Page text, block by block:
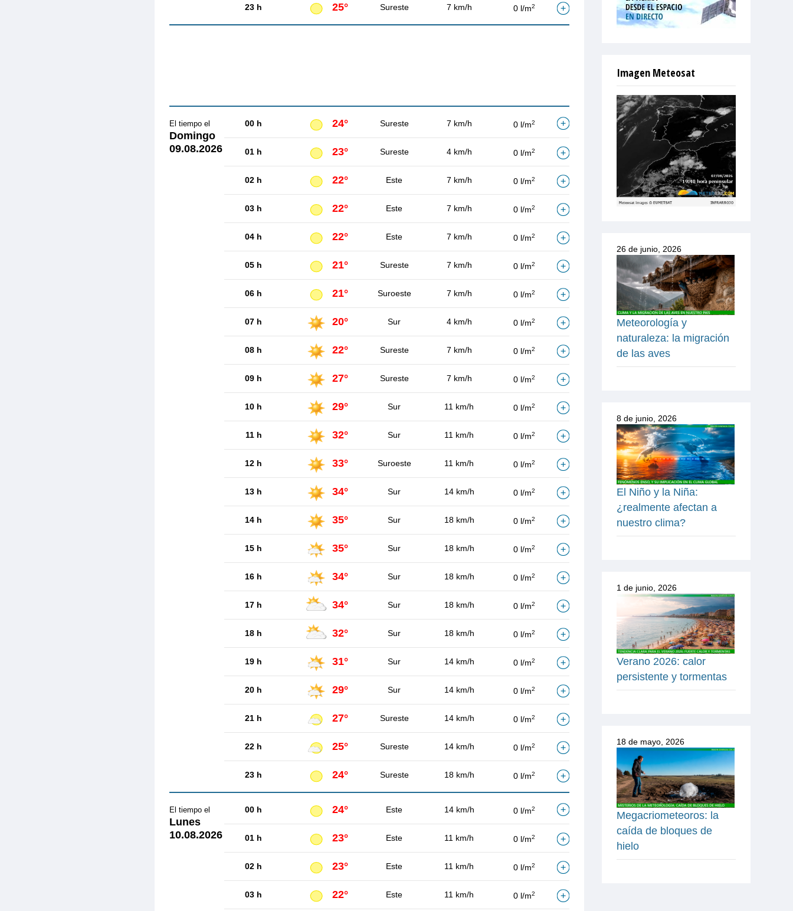
23 h 25° Sureste 7 km/h 0 l/m2
El tiempo el
Domingo
09.08.2026
00 h 24° Sureste 7 km/h 0 l/m2
01 h 23° Sureste 4 km/h 0 l/m2
02 h 22° Este 7 km/h 0 l/m2
03 h 22° Este 7 km/h 0 l/m2
04 h 22° Este 7 km/h 0 l/m2
05 h 21° Sureste 7 km/h 0 l/m2
06 h 21° Suroeste 7 km/h 0 l/m2
07 h 20° Sur 4 km/h 0 l/m2
08 h 22° Sureste 7 km/h 0 l/m2
09 h 27° Sureste 7 km/h 0 l/m2
10 h 29° Sur 11 km/h 0 l/m2
11 h 32° Sur 11 km/h 0 l/m2
12 h 33° Suroeste 11 km/h 0 l/m2
13 h 34° Sur 14 km/h 0 l/m2
14 h 35° Sur 18 km/h 0 l/m2
15 h 35° Sur 18 km/h 0 l/m2
16 h 34° Sur 18 km/h 0 l/m2
17 h 34° Sur 18 km/h 0 l/m2
18 h 32° Sur 18 km/h 0 l/m2
19 h 31° Sur 14 km/h 0 l/m2
20 h 29° Sur 14 km/h 0 l/m2
21 h 27° Sureste 14 km/h 0 l/m2
22 h 25° Sureste 14 km/h 0 l/m2
23 h 24° Sureste 18 km/h 0 l/m2
El tiempo el
Lunes
10.08.2026
00 h 24° Este 14 km/h 0 l/m2
01 h 23° Este 11 km/h 0 l/m2
02 h 23° Este 11 km/h 0 l/m2
03 h 22° Este 11 km/h 0 l/m2
Imagen Meteosat
26 de junio, 2026
Meteorología y
naturaleza: la migración
de las aves
8 de junio, 2026
El Niño y la Niña:
¿realmente afectan a
nuestro clima?
1 de junio, 2026
Verano 2026: calor
persistente y tormentas
18 de mayo, 2026
Megacriometeoros: la
caída de bloques de
hielo